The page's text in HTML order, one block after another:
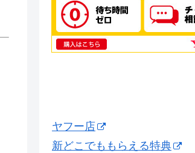
ヤフー店
新どこでももらえる特典